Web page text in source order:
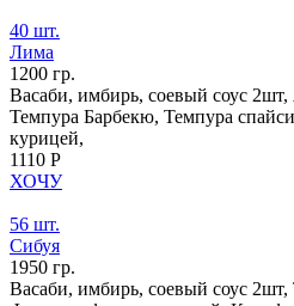
40 шт.
Лима
1200 гр.
Васаби, имбирь, соевый соус 2шт,
Темпура Барбекю, Темпура
курицей,
1110 Р
ХОЧУ
56 шт.
Сибуя
1950 гр.
Васаби, имбирь, соевый соус